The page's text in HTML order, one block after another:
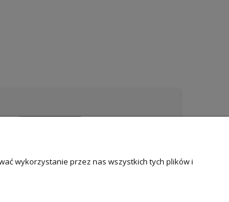
wykorzystanie przez nas wszystkich tych plików i